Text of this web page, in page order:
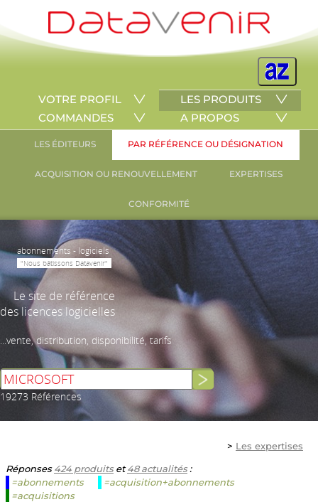
VOTRE PROFIL
LES PRODUITS
COMMANDES
A PROPOS
LES ÉDITEURS PAR RÉFÉRENCE OU DÉSIGNATION
ACQUISITION OU RENOUVELLEMENT EXPERTISES
CONFORMITÉ
abonnements - logiciels
"Nous bâtissons Datavenir"
Le site de référence
des licences logicielles
...vente, distribution, disponibilité, tarifs
19273 Références
> Les expertises
Réponses424 produitset48 actualités:
=abonnements
=acquisition+abonnements
=acquisitions